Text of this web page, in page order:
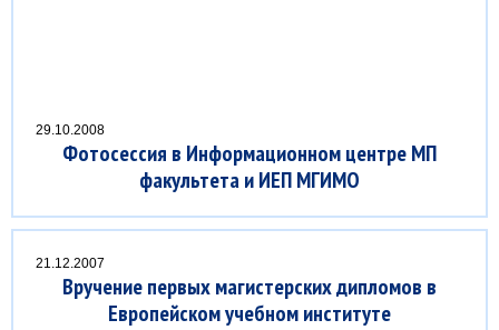
29.10.2008
Фотосессия в Информационном центре МП
факультета и ИЕП МГИМО
21.12.2007
Вручение первых магистерских дипломов в
Европейском учебном институте